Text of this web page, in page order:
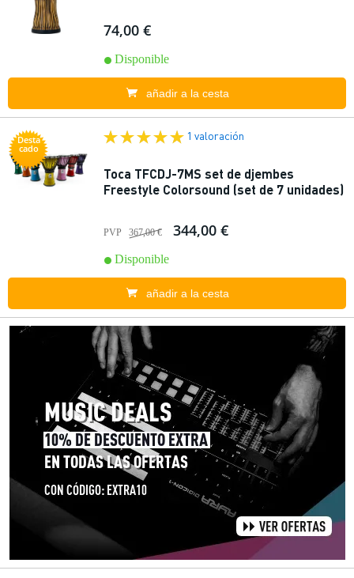
74,00 €
Disponible
añadir a la cesta
Desta
cado
1 valoración
Toca TFCDJ-7MS set de djembes
Freestyle Colorsound (set de 7 unidades)
PVP 367,00 € 344,00 €
Disponible
añadir a la cesta